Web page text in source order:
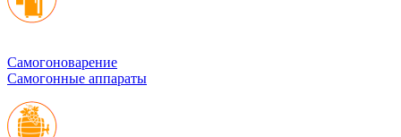
Cамогоноварение
Самогонные аппараты